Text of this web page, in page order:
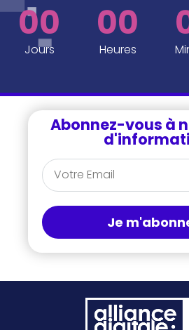
00
Jours
00
Heures
Abonnez-vous à
Je